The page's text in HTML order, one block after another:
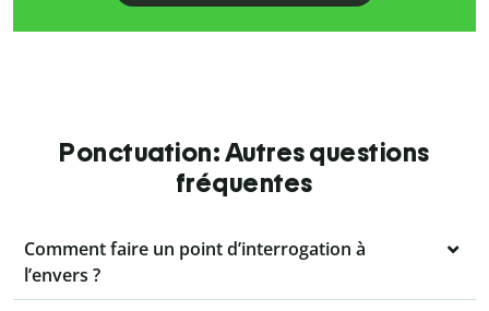
Ponctuation: Autres questions
fréquentes
Comment faire un point d’interrogation à
l’envers ?